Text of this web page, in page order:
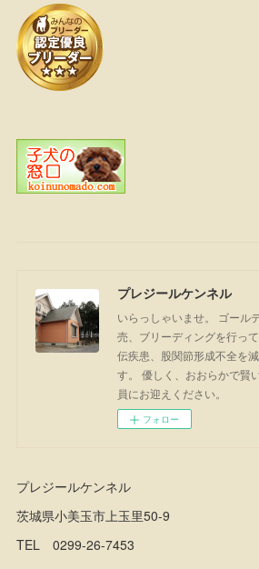
プレジールケンネル
いらっしゃいませ。 ゴール
売、ブリーディングを行っ
伝疾患、股関節形成不全を
す。 優しく、おおらかで賢
員にお迎えください。
フォロー
プレジールケンネル
茨城県小美玉市上玉里50-9
TEL 0299-26-7453